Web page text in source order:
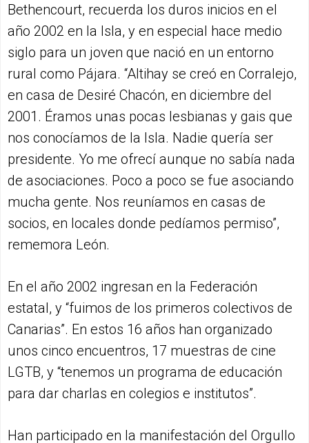
Bethencourt, recuerda los duros inicios en el
año 2002 en la Isla, y en especial hace medio
siglo para un joven que nació en un entorno
rural como Pájara. “Altihay se creó en Corralejo,
en casa de Desiré Chacón, en diciembre del
2001. Éramos unas pocas lesbianas y gais que
nos conocíamos de la Isla. Nadie quería ser
presidente. Yo me ofrecí aunque no sabía nada
de asociaciones. Poco a poco se fue asociando
mucha gente. Nos reuníamos en casas de
socios, en locales donde pedíamos permiso”,
rememora León.
En el año 2002 ingresan en la Federación
estatal, y “fuimos de los primeros colectivos de
Canarias”. En estos 16 años han organizado
unos cinco encuentros, 17 muestras de cine
LGTB, y “tenemos un programa de educación
para dar charlas en colegios e institutos”.
Han participado en la manifestación del Orgullo